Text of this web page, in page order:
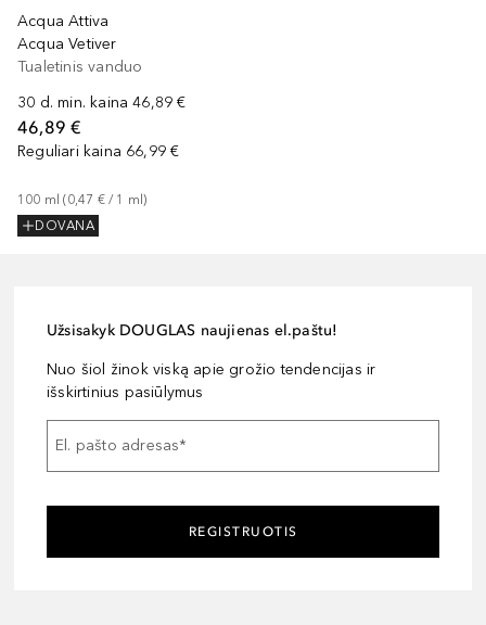
Acqua Attiva
Acqua Vetiver
Tualetinis vanduo
30 d. min. kaina 46,89 €
46,89 €
Reguliari kaina 66,99 €
100 ml (0,47 € / 1 ml)
DOVANA
Užsisakyk DOUGLAS naujienas el.paštu!
Nuo šiol žinok viską apie grožio tendencijas ir
išskirtinius pasiūlymus
El. pašto adresas*
REGISTRUOTIS